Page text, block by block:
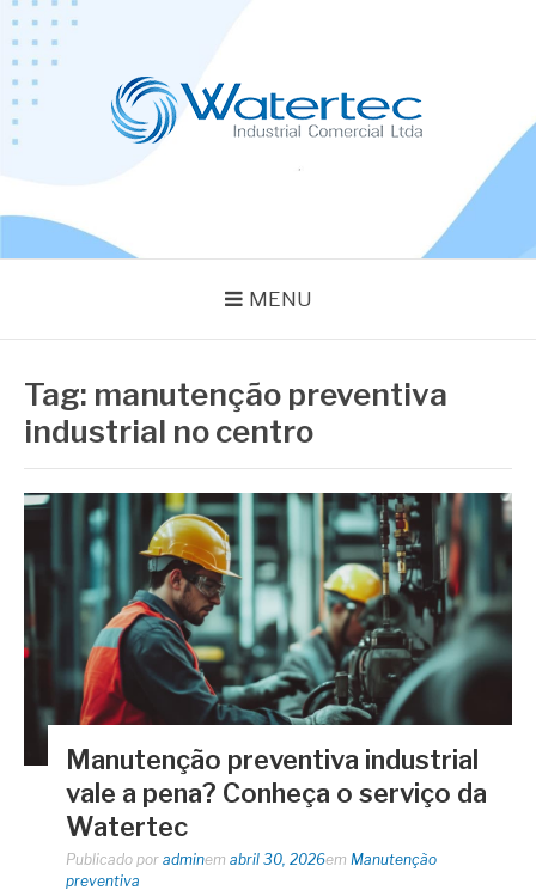
Pular
para
conteúdo
MENU
Tag: manutenção preventiva
industrial no centro
Manutenção preventiva industrial
vale a pena? Conheça o serviço da
Watertec
Publicado por adminem abril 30, 2026em Manutenção
preventiva